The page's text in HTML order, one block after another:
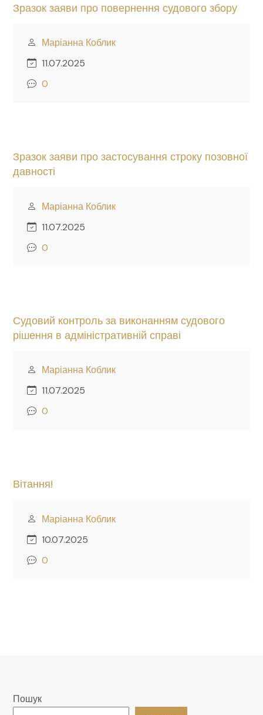
Зразок заяви про повернення судового збору
Маріанна Коблик
11.07.2025
0
Зразок заяви про застосування строку позовної
давності
Маріанна Коблик
11.07.2025
0
Судовий контроль за виконанням судового
рішення в адміністративній справі
Маріанна Коблик
11.07.2025
0
Вітання!
Маріанна Коблик
10.07.2025
0
Пошук